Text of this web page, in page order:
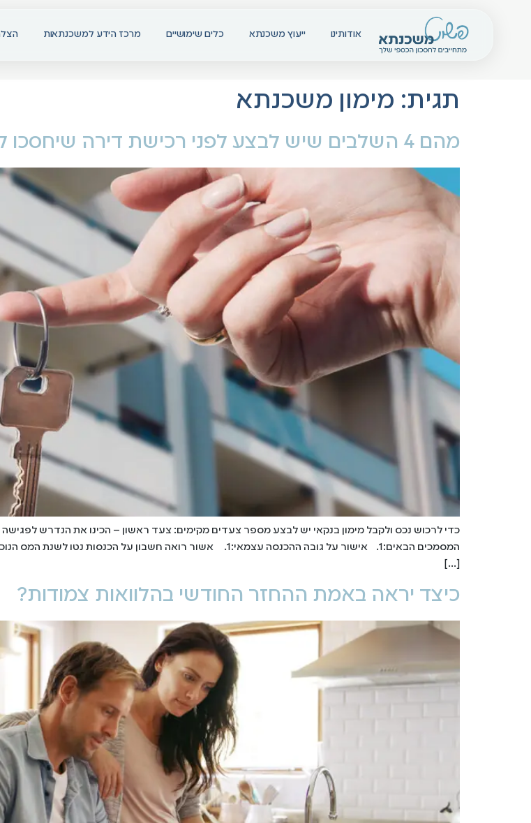
אודותינו ייעוץ משכנתא כלים שימושיים מרכז הידע למשכנתאות
תגית: מימון משכנתא
מהם 4 השלבים שיש לבצע לפני רכישת דירה שיחסכו לך זמן?
כדי לרכוש נכס ולקבל מימון בנקאי יש לבצע מספר צעדים מקימים: צעד ראשון – הכינו את הנדרש
[…]
כיצד יראה באמת ההחזר החודשי בהלוואות צמודות?